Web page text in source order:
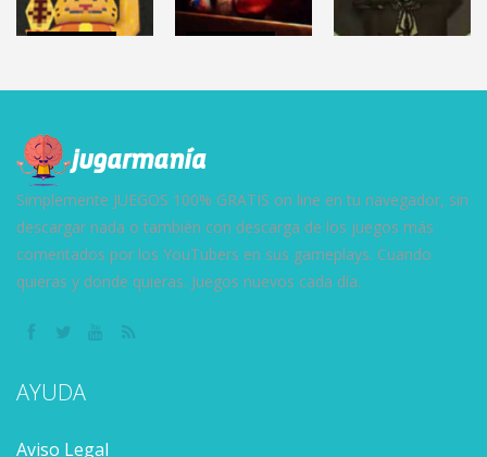
TERROR
8.62K
TERROR
Simplemente JUEGOS 100% GRATIS on line en tu navegador, sin
descargar nada o también con descarga de los juegos más
comentados por los YouTubers en sus gameplays. Cuando
quieras y donde quieras. Juegos nuevos cada día.
AYUDA
Aviso Legal